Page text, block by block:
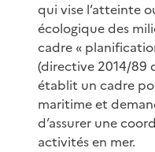
qui vise l’atteinte
écologique des
cadre «
(directive 2014/89
établit un cadre
maritime et
d’assurer une
activités en mer.